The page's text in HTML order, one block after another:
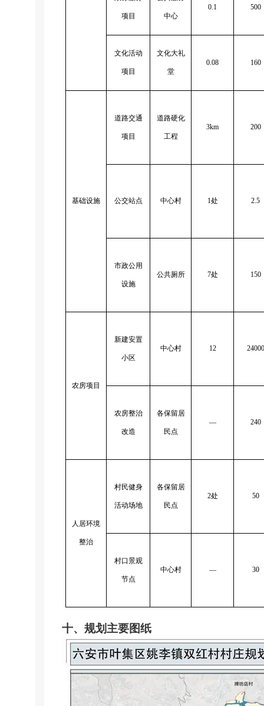
项目 中心
0.1 500
文化活动
项目
文化大礼
堂
0.08 160
基础设施
道路交通
项目
道路硬化
工程
3km 200
公交站点 中心村 1处 2.5
市政公用
设施
公共厕所 7处 150
农房项目
新建安置
小区
中心村 12 24000
农房整治
改造
各保留居
民点
— 240
人居环境
整治
村民健身
活动场地
各保留居
民点
2处 50
村口景观
节点
中心村 — 30
十、规划主要图纸